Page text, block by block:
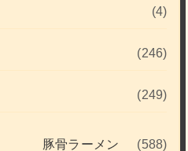
(4)
(246)
(249)
豚骨ラーメン (588)